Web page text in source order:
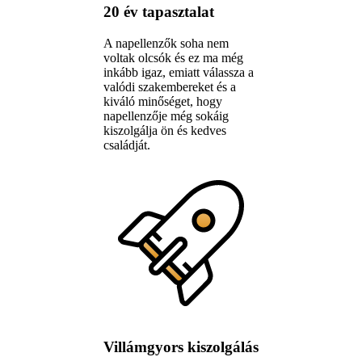
20 év tapasztalat
A napellenzők soha nem
voltak olcsók és ez ma még
inkább igaz, emiatt válassza a
valódi szakembereket és a
kiváló minőséget, hogy
napellenzője még sokáig
kiszolgálja ön és kedves
családját.
Villámgyors kiszolgálás